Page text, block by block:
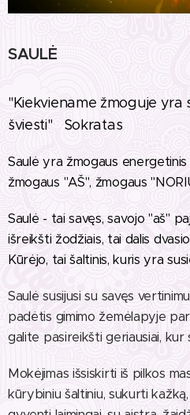
SAULĖ
"Kiekviename žmoguje yra
šviesti"
Sokratas
Saulė yra žmogaus
žmogaus "AŠ", žmogaus
Saulė - tai savęs, savojo "aš"
išreikšti žodžiais, tai dalis
Kūrėjo, tai šaltinis, kuris yra
Saulė susijusi su savęs
padėtis gimimo žemėlapyje
galite pasireikšti geriausiai, kur
Mokėjimas išsiskirti iš pilkos
kūrybiniu šaltiniu, sukurti